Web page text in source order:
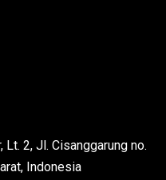
Lt. 2, Jl. Cisanggarung no.
Indonesia